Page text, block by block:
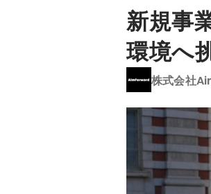
新規事
環境へ
株式会社